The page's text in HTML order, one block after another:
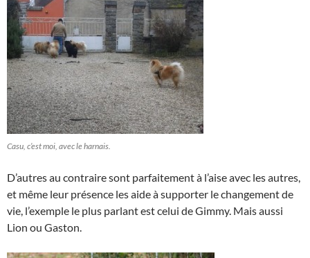
Casu, c’est moi, avec le harnais.
D’autres au contraire sont parfaitement à l’aise avec les autres,
et même leur présence les aide à supporter le changement de
vie, l’exemple le plus parlant est celui de Gimmy. Mais aussi
Lion ou Gaston.